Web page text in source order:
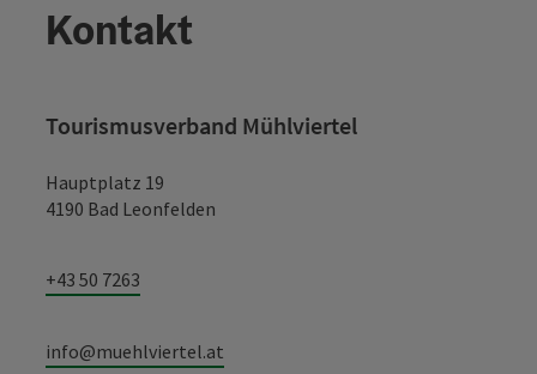
Kontakt
Tourismusverband Mühlviertel
Hauptplatz 19
4190 Bad Leonfelden
+43 50 7263
info@muehlviertel.at